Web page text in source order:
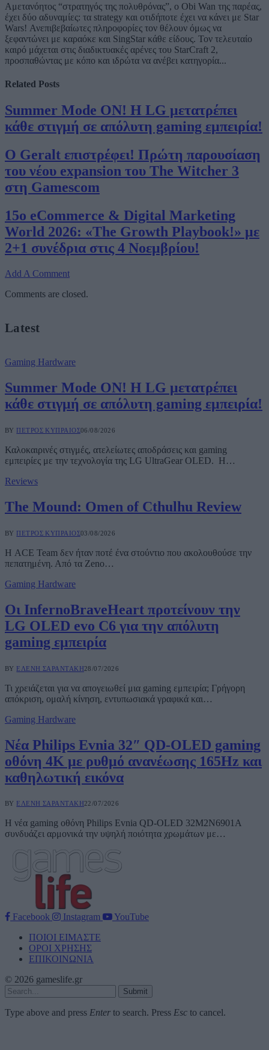
Αμετανόητος “στρατηγός της πολυθρόνας”, ο Obi Wan της παρέας,
έχει δύο αδυναμίες: τα strategy και οτιδήποτε έχει να κάνει με Star
Wars! Ανεπιβεβαίωτες πληροφορίες τον θέλουν όμως να
ξεφαντώνει με καραόκε και SingStar κάθε είδους. Τον τελευταίο
καιρό μάχεται στις διαδικτυακές αρένες του StarCraft 2,
προσπαθώντας με κόπο και ιδρώτα να ανέβει κατηγορία...
Related Posts
Summer Mode ON! Η LG μετατρέπει
κάθε στιγμή σε απόλυτη gaming εμπειρία!
Ο Geralt επιστρέφει! Πρώτη παρουσίαση
του νέου expansion του The Witcher 3
στη Gamescom
15ο eCommerce & Digital Marketing
World 2026: «The Growth Playbook!» με
2+1 συνέδρια στις 4 Νοεμβρίου!
Add A Comment
Comments are closed.
Latest
Gaming Hardware
Summer Mode ON! Η LG μετατρέπει
κάθε στιγμή σε απόλυτη gaming εμπειρία!
BY ΠΈΤΡΟΣ ΚΥΠΡΑΊΟΣ06/08/2026
Καλοκαιρινές στιγμές, ατελείωτες αποδράσεις και gaming
εμπειρίες με την τεχνολογία της LG UltraGear OLED. Η…
Reviews
The Mound: Omen of Cthulhu Review
BY ΠΈΤΡΟΣ ΚΥΠΡΑΊΟΣ03/08/2026
Η ACE Team δεν ήταν ποτέ ένα στούντιο που ακολουθούσε την
πεπατημένη. Από τα Zeno…
Gaming Hardware
Οι InfernoBraveHeart προτείνουν την
LG OLED evo C6 για την απόλυτη
gaming εμπειρία
BY ΕΛΈΝΗ ΣΑΡΑΝΤΆΚΗ28/07/2026
Τι χρειάζεται για να απογειωθεί μια gaming εμπειρία; Γρήγορη
απόκριση, ομαλή κίνηση, εντυπωσιακά γραφικά και…
Gaming Hardware
Νέα Philips Evnia 32″ QD-OLED gaming
οθόνη 4K με ρυθμό ανανέωσης 165Hz και
καθηλωτική εικόνα
BY ΕΛΈΝΗ ΣΑΡΑΝΤΆΚΗ 22/07/2026
Η νέα gaming οθόνη Philips Evnia QD-OLED 32M2N6901A
συνδυάζει αρμονικά την υψηλή ποιότητα χρωμάτων με…
Facebook Instagram
YouTube
ΠΟΙΟΙ ΕΙΜΑΣΤΕ
ΟΡΟΙ ΧΡΗΣΗΣ
ΕΠΙΚΟΙΝΩΝΙΑ
© 2026 gameslife.gr
Submit
Type above and press Enter to search. Press Esc to cancel.